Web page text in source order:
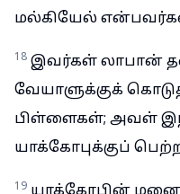
மல்கியேல்
18 இவர்கள் லாபான்
வேயாளுக்குக்
பிள்ளைகள்; அவள்
யாக்கோபுக்குப்
19